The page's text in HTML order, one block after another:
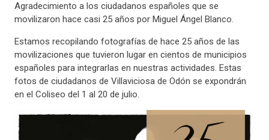
Agradecimiento a los ciudadanos españoles que se
movilizaron hace casi 25 años por Miguel Ángel Blanco.
Estamos recopilando fotografías de hace 25 años de las
movilizaciones que tuvieron lugar en cientos de municipios
españoles para integrarlas en nuestras actividades. Estas
fotos de ciudadanos de Villaviciosa de Odón se expondrán
en el Coliseo del 1 al 20 de julio.